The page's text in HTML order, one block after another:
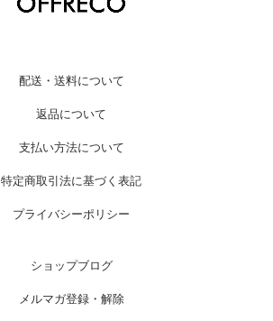
配送・送料について
返品について
支払い方法について
特定商取引法に基づく表記
プライバシーポリシー
ショップブログ
メルマガ登録・解除